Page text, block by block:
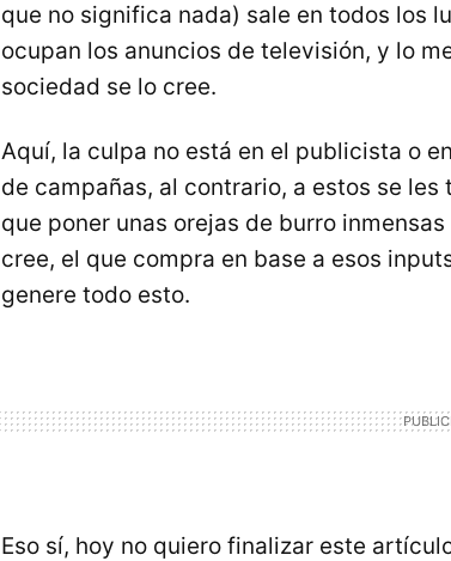
que no significa nada) sale en todos los
ocupan los anuncios de televisión, y lo
sociedad se lo cree.
Aquí, la culpa no está en el publicista o
de campañas, al contrario, a estos se
que poner unas orejas de burro
cree, el que compra en base a esos
genere todo esto.
Eso sí, hoy no quiero finalizar este